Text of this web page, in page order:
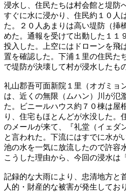
浸水し、住民たちは村会館と堤防
すぐに水に浸かり、住民約１０人
た。２０人あまりは高い堤防（挿
めた。通報を受けて出動した１１
投入した。上空にはドローンを飛
置を確認した。下浦１里の住民た
で堤防が決壊して村が浸水したも
礼山郡吾可面新院１里（オガミョ
は、近くの無限（ムハン）川が氾
た。ビニールハウス約７０棟は屋
り、住宅もほとんどが水没した。
のメールが来て、『礼堂（イェダ
と言われた。下流にはすでに水が
池の水を一気に放流したので許容
こうした理由から、今回の浸水は
記録的な大雨により、忠清地方と
人的・財産的な被害が発生してお